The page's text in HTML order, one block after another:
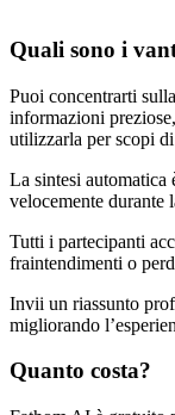
Quali sono i
Puoi concentrarti
informazioni
utilizzarla per scopi
La sintesi automatica
velocemente durante
Tutti i partecipanti
fraintendimenti o
Invii un riassunto
migliorando
Quanto costa?